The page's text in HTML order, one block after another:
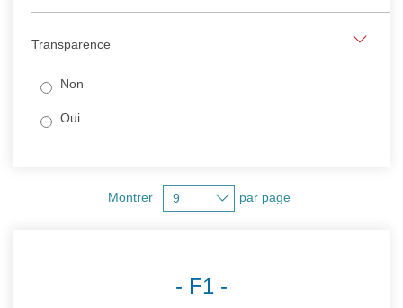
Transparence
Non
Oui
Montrer par page
F1